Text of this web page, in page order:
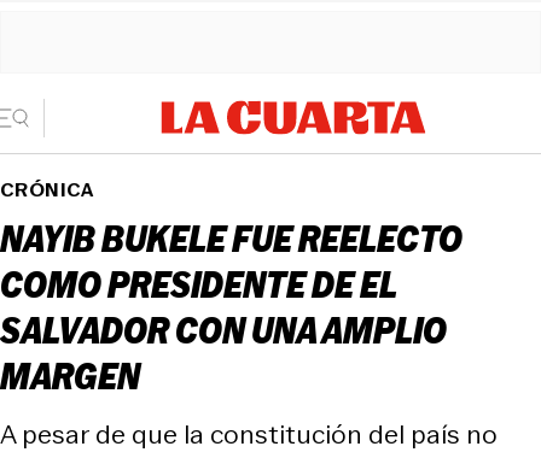
CRÓNICA
NAYIB BUKELE FUE REELECTO
COMO PRESIDENTE DE EL
SALVADOR CON UNA AMPLIO
MARGEN
A pesar de que la constitución del país no